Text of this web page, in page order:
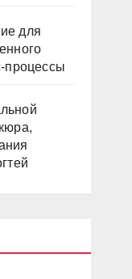
для
процессы